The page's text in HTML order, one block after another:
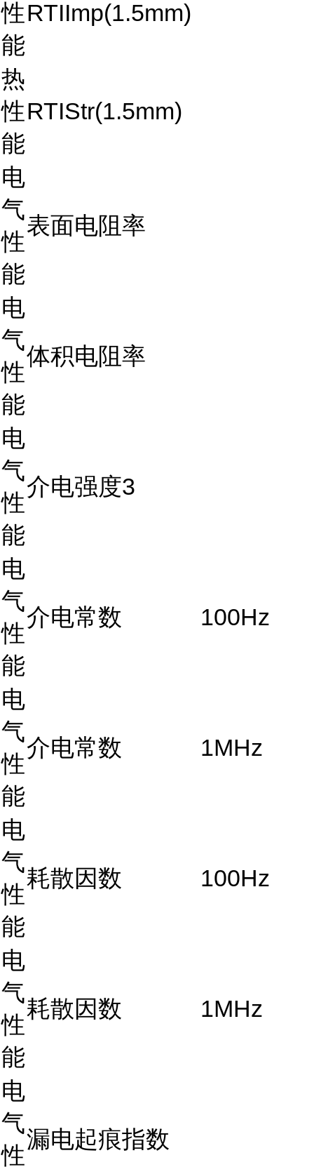
性
能
RTIImp(1.5mm)
热
性
能
RTIStr(1.5mm)
电
气
性
能
表面电阻率
电
气
性
能
体积电阻率
电
气
性
能
介电强度3
电
气
性
能
介电常数 100Hz
电
气
性
能
介电常数 1MHz
电
气
性
能
耗散因数 100Hz
电
气
性
能
耗散因数 1MHz
电
气
性
漏电起痕指数